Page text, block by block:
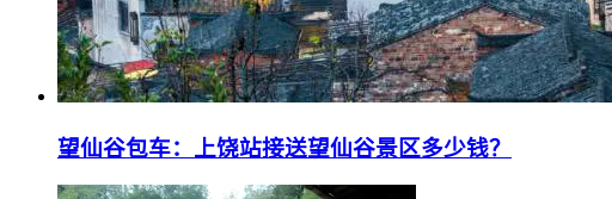
望仙谷包车：上饶站接送望仙谷景区多少钱？